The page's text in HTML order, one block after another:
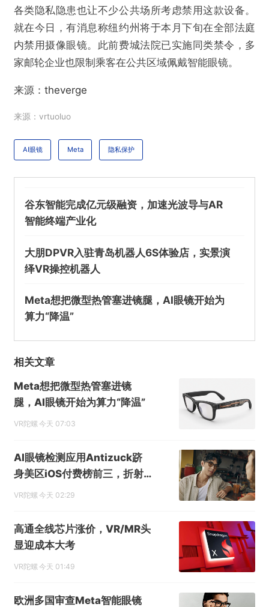
Meta应对隐私风险新举措：若擅自改动隐私指
欺诈 色情 诱导行为
提交
各类隐私隐患也让不少公共场所考虑禁用这款设备。
就在今日，有消息称纽约州将于本月下旬在全部法庭
内禁用摄像眼镜。此前费城法院已实施同类禁令，多
家邮轮企业也限制乘客在公共区域佩戴智能眼镜。
来源： theverge
来源：vrtuoluo
AI眼镜 Meta 隐私保护
谷东智能完成亿元级融资，加速光波导与AR
智能终端产业化
大朋DPVR入驻青岛机器人6S体验店，实景演
绎VR操控机器人
Meta想把微型热管塞进镜腿，AI眼镜开始为
算力“降温”
相关文章
Meta想把微型热管塞进镜
腿，AI眼镜开始为算力“降温”
VR陀螺 今天 07:03
AI眼镜检测应用Antizuck跻
身美区iOS付费榜前三，折射
隐私担忧
VR陀螺 今天 02:29
高通全线芯片涨价，VR/MR头
显迎成本大考
VR陀螺 今天 01:49
欧洲多国审查Meta智能眼镜